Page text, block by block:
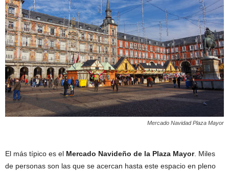
Mercado Navidad Plaza Mayor
El más típico es el Mercado Navideño de la Plaza Mayor. Miles
de personas son las que se acercan hasta este espacio en pleno